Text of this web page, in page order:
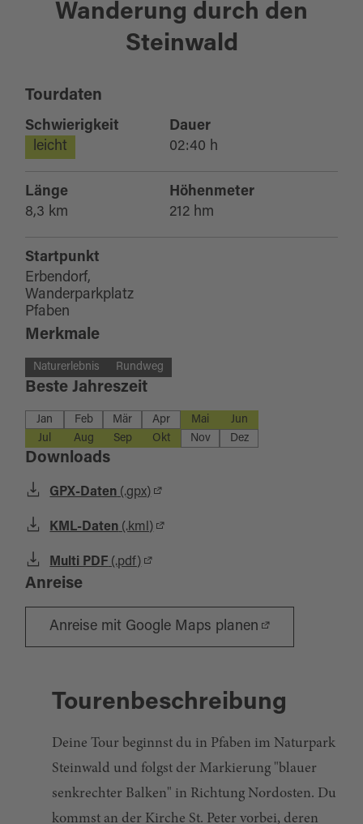
Wanderung durch den
Steinwald
Tourdaten
Schwierigkeit
leicht
Dauer
02:40 h
Länge
8,3 km
Höhenmeter
212 hm
Startpunkt
Erbendorf,
Wanderparkplatz
Pfaben
Merkmale
Naturerlebnis Rundweg
Beste Jahreszeit
Jan Feb Mär Apr Mai
Jun
Jul
Aug Sep Okt Nov Dez
Downloads
GPX-Daten (.gpx)
KML-Daten (.kml)
Multi PDF (.pdf)
Anreise
Anreise mit Google Maps planen
Tourenbeschreibung
Deine Tour beginnst du in Pfaben im Naturpark
Steinwald und folgst der Markierung "blauer
senkrechter Balken" in Richtung Nordosten. Du
kommst an der Kirche St. Peter vorbei, deren